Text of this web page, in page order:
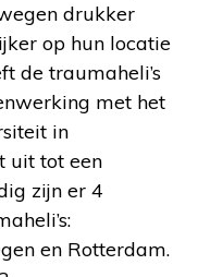
drukker
op hun locatie
de traumaheli’s
met het
in
uit tot een
zijn er 4
en Rotterdam.